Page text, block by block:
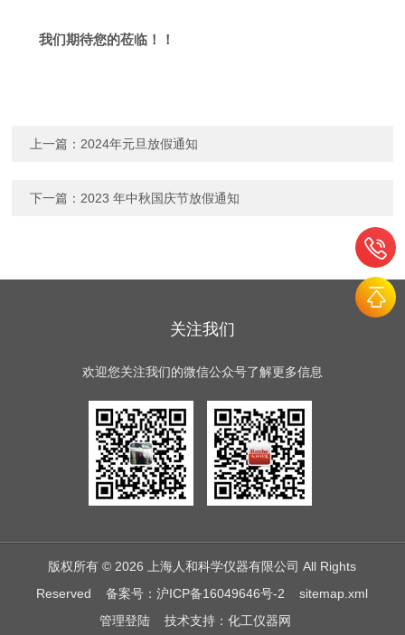
我们期待您的莅临！！
上一篇： 2024年元旦放假通知
下一篇： 2023 年中秋国庆节放假通知
关注我们
欢迎您关注我们的微信公众号了解更多信息
版权所有 © 2026 上海人和科学仪器有限公司 All Rights
Reserved备案号：沪ICP备16049646号-2
sitemap.xml
管理登陆技术支持： 化工仪器网